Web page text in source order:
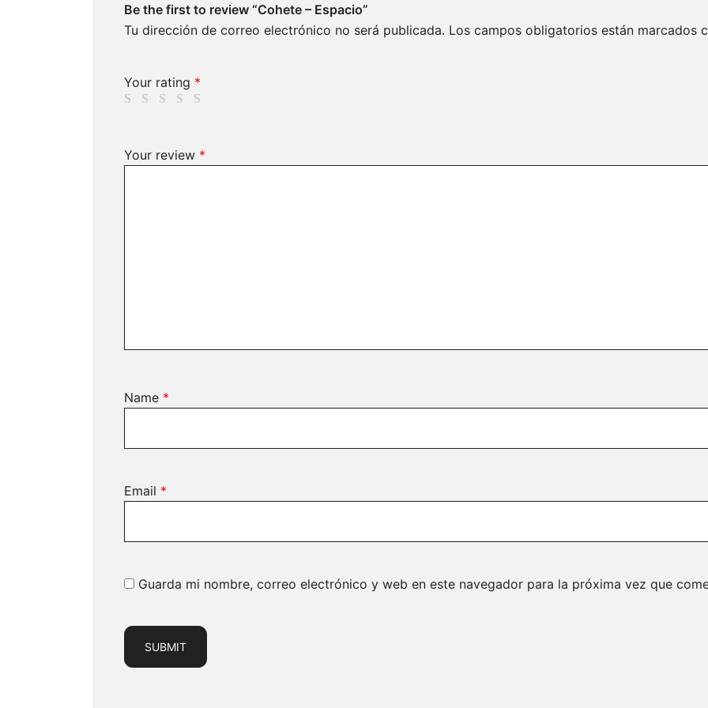
Be the first to review “Cohete – Espacio”
Tu dirección de correo electrónico no será publicada. Los campos obligatorios están marcados
Your rating *
Your review *
Name *
Email *
Guarda mi nombre, correo electrónico y web en este navegador para la próxima vez que